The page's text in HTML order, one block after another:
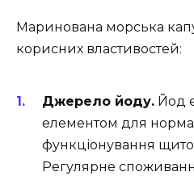
Маринована морська
корисних властивостей:
Джерело йоду. Йод
елементом для
функціонування
Регулярне